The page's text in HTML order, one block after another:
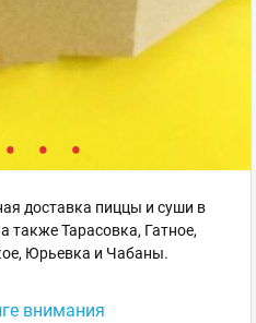
доставка пиццы и суши в
также Тарасовка, Гатное,
Юрьевка и Чабаны.
внимания